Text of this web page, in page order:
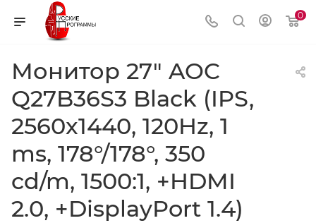
0
Монитор 27" AOC
Q27B36S3 Black (IPS,
2560x1440, 120Hz, 1
ms, 178°/178°, 350
cd/m, 1500:1, +HDMI
2.0, +DisplayPort 1.4)